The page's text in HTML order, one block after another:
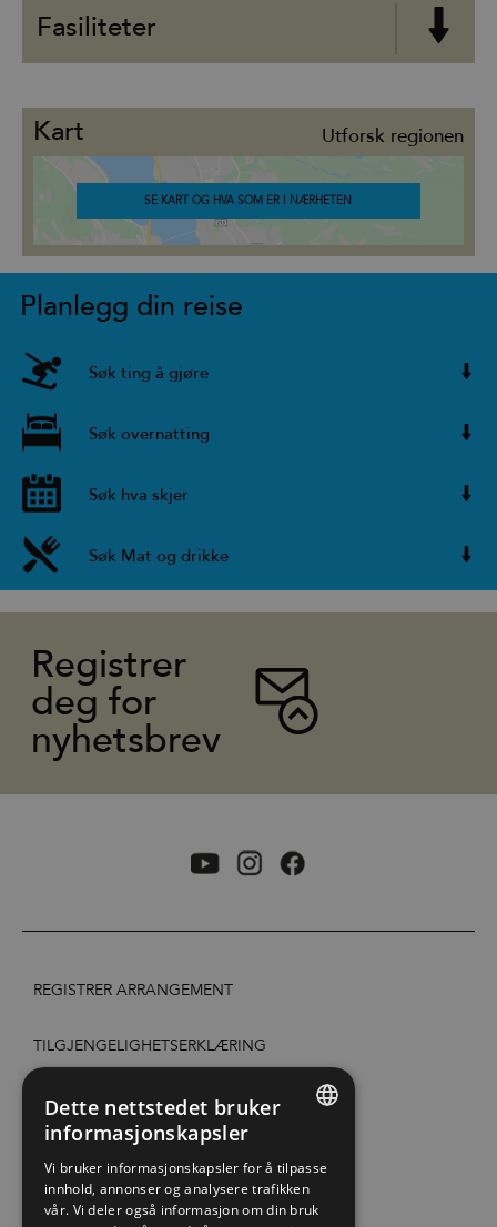
Fasiliteter
Kart Utforsk regionen
SE KART OG HVA SOM ER I NÆRHETEN
Planlegg din reise
Søk ting å gjøre
Søk overnatting
Søk hva skjer
Søk Mat og drikke
Registrer
deg for
nyhetsbrev
REGISTRER ARRANGEMENT
TILGJENGELIGHETSERKLÆRING
PERSONVERN & COOKIES
EXTRANET
NORWEGIAN
Dette nettstedet bruker
informasjonskapsler
Vi bruker informasjonskapsler for å tilpasse
innhold, annonser og analysere trafikken
vår. Vi deler også informasjon om din bruk